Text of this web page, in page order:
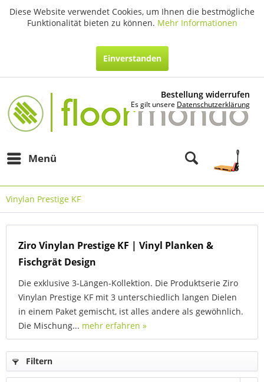
Menü
Vinylan Prestige KF
Ziro Vinylan Prestige KF | Vinyl Planken &
Fischgrät Design
Die exklusive 3-Längen-Kollektion. Die Produktserie Ziro
Vinylan Prestige KF mit 3 unterschiedlich langen Dielen
in einem Paket gemischt, ist alles andere als gewöhnlich.
Die Mischung... mehr erfahren »
Filtern
Bestellung widerrufen
Es gilt unsere Datenschutzerklärung
Diese Website verwendet Cookies, um Ihnen die bestmögliche
Funktionalität bieten zu können. Mehr Informationen
Einverstanden